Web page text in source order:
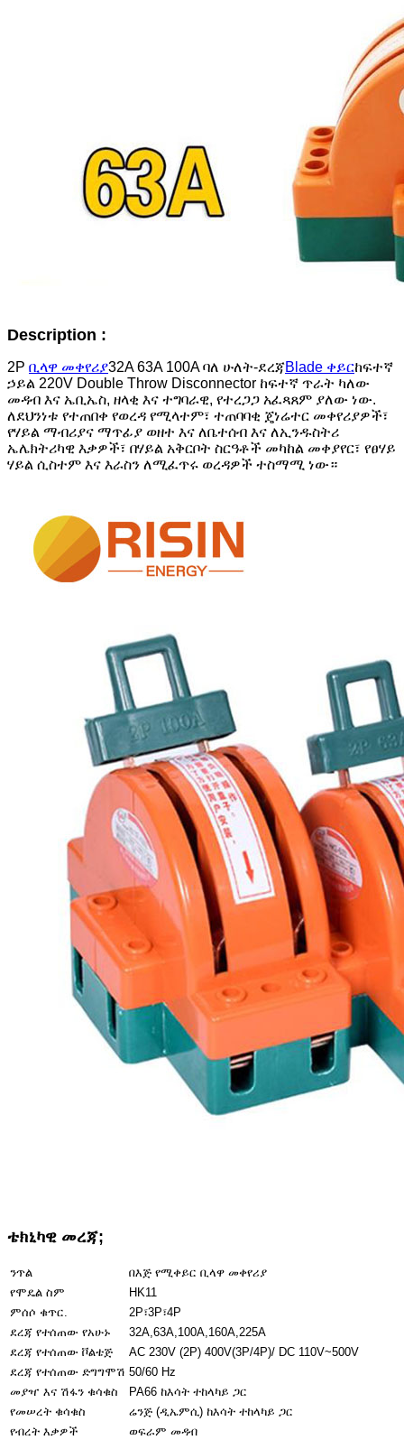
Description :
2P ቢላዋ መቀየሪያ32A 63A 100A ባለ ሁለት-ደረጃBlade ቀይርከፍተኛ
ኃይል 220V Double Throw Disconnector ከፍተኛ ጥራት ካለው
መዳብ እና ኤቢኤስ, ዘላቂ እና ተግባራዊ, የተረጋጋ አፈጻጸም ያለው ነው.
ለደህንነቱ የተጠበቀ የወረዳ የሚላተም፣ ተጠባባቂ ጄነሬተር መቀየሪያዎች፣
የሃይል ማብሪያና ማጥፊያ ወዘተ እና ለቤተሰብ እና ለኢንዱስትሪ
ኤሌክትሪካዊ እቃዎች፣ በሃይል አቅርቦት ስርዓቶች መካከል መቀያየር፣ የፀሃይ
ሃይል ሲስተም እና እራስን ለሚፈጥሩ ወረዳዎች ተስማሚ ነው።
ቴክኒካዊ መረጃ;
ንጥል
በእጅ የሚቀይር ቢላዋ መቀየሪያ
የሞዴል ስም
HK11
ምሰሶ ቁጥር.
2P፣3P፣4P
ደረጃ የተሰጠው የአሁኑ
32A,63A,100A,160A,225A
ደረጃ የተሰጠው ቮልቴጅ
AC 230V (2P) 400V(3P/4P)/ DC 110V~500V
ደረጃ የተሰጠው ድግግሞሽ 50/60 Hz
መያዣ እና ሽፋን ቁሳቁስ
PA66 ከእሳት ተከላካይ ጋር
የመሠረት ቁሳቁስ
ሬንጅ (ዲኤምሲ) ከእሳት ተከላካይ ጋር
የብረት እቃዎች
ወፍራም መዳብ